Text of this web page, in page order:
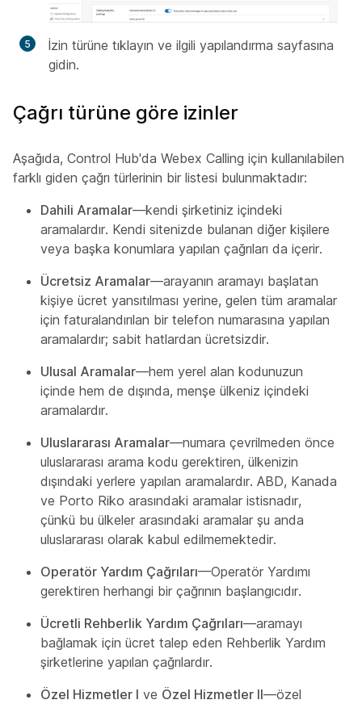
İzin türüne tıklayın ve ilgili yapılandırma sayfasına
gidin.
Çağrı türüne göre izinler
Aşağıda, Control Hub'da Webex Calling için kullanılabilen
farklı giden çağrı türlerinin bir listesi bulunmaktadır:
Dahili Aramalar—kendi şirketiniz içindeki
aramalardır. Kendi sitenizde bulanan diğer kişilere
veya başka konumlara yapılan çağrıları da içerir.
Ücretsiz Aramalar—arayanın aramayı başlatan
kişiye ücret yansıtılması yerine, gelen tüm aramalar
için faturalandırılan bir telefon numarasına yapılan
aramalardır; sabit hatlardan ücretsizdir.
Ulusal Aramalar—hem yerel alan kodunuzun
içinde hem de dışında, menşe ülkeniz içindeki
aramalardır.
Uluslararası Aramalar—numara çevrilmeden önce
uluslararası arama kodu gerektiren, ülkenizin
dışındaki yerlere yapılan aramalardır. ABD, Kanada
ve Porto Riko arasındaki aramalar istisnadır,
çünkü bu ülkeler arasındaki aramalar şu anda
uluslararası olarak kabul edilmemektedir.
Operatör Yardım Çağrıları—Operatör Yardımı
gerektiren herhangi bir çağrının başlangıcıdır.
Ücretli Rehberlik Yardım Çağrıları—aramayı
bağlamak için ücret talep eden Rehberlik Yardım
şirketlerine yapılan çağrılardır.
Özel Hizmetler I ve Özel Hizmetler II—özel